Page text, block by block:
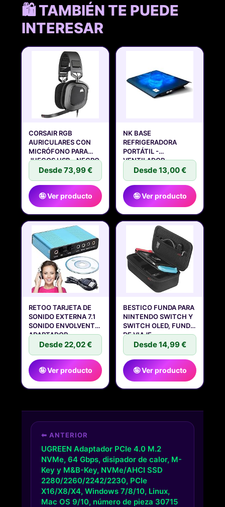
🛍️ TAMBIÉN TE PUEDE
INTERESAR
CORSAIR RGB
AURICULARES CON
MICRÓFONO PARA
JUEGOS USB - NEGRO
Desde 73,99 €
🤪 Ver producto
NK BASE
REFRIGERADORA
PORTÁTIL -
VENTILADOR
ORDENADOR PORTATIL
Desde 13,00 €
🤪 Ver producto
RETOO TARJETA DE
SONIDO EXTERNA 7.1
SONIDO ENVOLVENTE,
ADAPTADOR
Desde 22,02 €
🤪 Ver producto
BESTICO FUNDA PARA
NINTENDO SWITCH Y
SWITCH OLED, FUNDA
DE VIAJE
Desde 14,99 €
🤪 Ver producto
⬅ ANTERIOR
UGREEN Adaptador PCIe 4.0 M.2
NVMe, 64 Gbps, disipador de calor, M-
Key y M&B-Key, NVMe/AHCI SSD
2280/2260/2242/2230, PCIe
X16/X8/X4, Windows 7/8/10, Linux,
Mac OS 9/10, número de pieza 30715